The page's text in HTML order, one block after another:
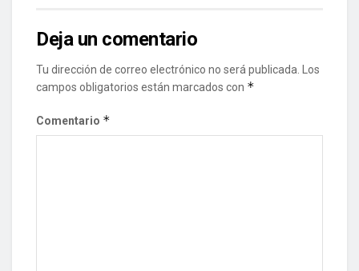
Deja un comentario
Tu dirección de correo electrónico no será publicada.
Los
campos obligatorios están marcados con *
Comentario *